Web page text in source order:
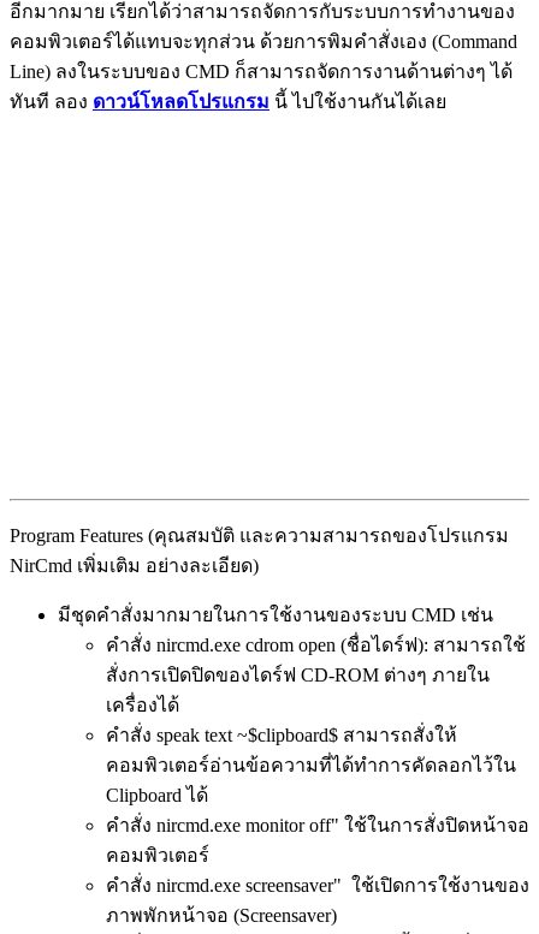
อีกมากมาย เรียกได้ว่าสามารถจัดการกับระบบการทำงานของ
คอมพิวเตอร์ได้แทบจะทุกส่วน ด้วยการพิมคำสั่งเอง (Command
Line) ลงในระบบของ CMD ก็สามารถจัดการงานด้านต่างๆ ได้
ทันที ลอง ดาวน์โหลดโปรแกรม นี้ ไปใช้งานกันได้เลย
Program Features (คุณสมบัติ และความสามารถของโปรแกรม
NirCmd เพิ่มเติม อย่างละเอียด)
มีชุดคำสั่งมากมายในการใช้งานของระบบ CMD เช่น
คำสั่ง nircmd.exe cdrom open (ชื่อไดร์ฟ): สามารถใช้
สั่งการเปิดปิดของไดร์ฟ CD-ROM ต่างๆ ภายใน
เครื่องได้
คำสั่ง speak text ~$clipboard$ สามารถสั่งให้
คอมพิวเตอร์อ่านข้อความที่ได้ทำการคัดลอกไว้ใน
Clipboard ได้
คำสั่ง nircmd.exe monitor off" ใช้ในการสั่งปิดหน้าจอ
คอมพิวเตอร์
คำสั่ง nircmd.exe screensaver" ใช้เปิดการใช้งานของ
ภาพพักหน้าจอ (Screensaver)